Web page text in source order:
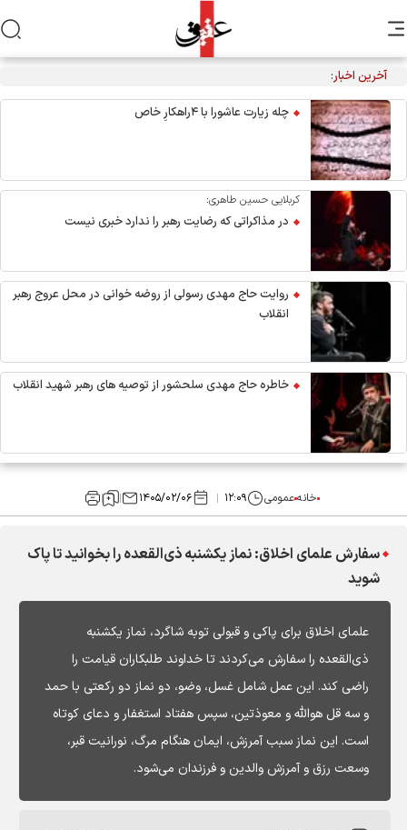
آخرین اخبار: تکذیب نقل قول منتسب به رهبر انقلاب از سوی دفتر معظم‌له
چله زیارت عاشورا با ۴راهکارِ خاص
کربلایی حسین طاهری:
در مذاکراتی که رضایت رهبر را ندارد خبری نیست
روایت حاج مهدی رسولی از روضه خوانی در محل عروج رهبر
انقلاب
خاطره حاج مهدی سلحشور از توصیه های رهبر شهید انقلاب
خانهعمومی ۱۲:۰۹ ۱۴۰۵/۰۲/۰۶
سفارش علمای اخلاق: نماز یکشنبه ذی‌القعده را بخوانید تا پاک
شوید
علمای اخلاق برای پاکی و قبولی توبه شاگرد، نماز یکشنبه
ذی‌القعده را سفارش می‌کردند تا خداوند طلبکاران قیامت را
راضی کند. این عمل شامل غسل، وضو، دو نماز دو رکعتی با حمد
و سه قل هوالله و معوذتین، سپس هفتاد استغفار و دعای کوتاه
است. این نماز سبب آمرزش، ایمان هنگام مرگ، نورانیت قبر،
وسعت رزق و آمرزش والدین و فرزندان می‌شود.